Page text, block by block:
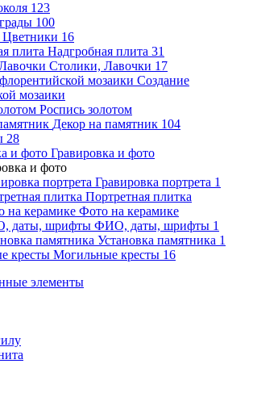
123
100
Цветники 16
Надгробная плита 31
Столики, Лавочки 17
Создание
мозаики
Роспись золотом
Декор на памятник 104
28
Гравировка и фото
и фото
Гравировка портрета 1
Портретная плитка
Фото на керамике
ФИО, даты, шрифты 1
Установка памятника 1
Могильные кресты 16
элементы